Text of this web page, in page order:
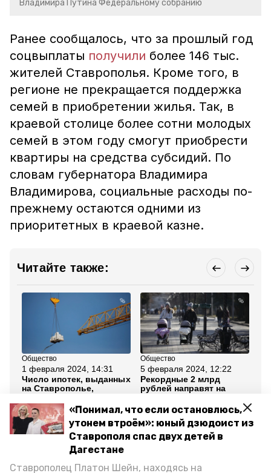
«Понимал, что если остановлюсь,
утонем втроём»: юный дзюдоист из
Ставрополя спас двух детей в
Дагестане
Ставрополец Платон Шейн, находясь на
Владимира Путина Федеральному собранию
Ранее сообщалось, что за прошлый год
соцвыплаты получили более 146 тыс.
жителей Ставрополья. Кроме того, в
регионе не прекращается поддержка
семей в приобретении жилья. Так, в
краевой столице более сотни молодых
семей в этом году смогут приобрести
квартиры на средства субсидий. По
словам губернатора Владимира
Владимирова, социальные расходы по-
прежнему остаются одними из
приоритетных в краевой казне.
Читайте также:
Общество
1 февраля 2024, 14:31
Число ипотек, выданных
на Ставрополье,
Общество
5 февраля 2024, 12:22
Рекордные 2 млрд
рублей направят на
ставропольских
молодых семей
Все новости